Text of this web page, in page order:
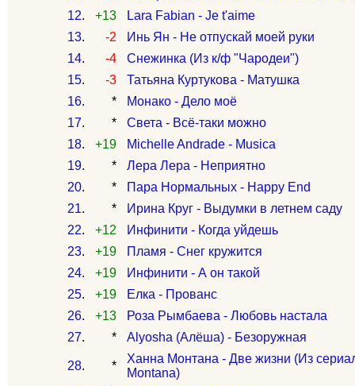
12. +13
Lara Fabian - Je t'aime
13. -2
Инь Ян - Не отпускай моей руки
14. -4
Снежинка (Из к/ф "Чародеи")
15. -3
Татьяна Куртукова - Матушка
16. *
Монако - Дело моё
17. *
Света - Всё-таки можно
18. +19
Michelle Andrade - Musica
19. *
Лера Лера - Неприятно
20. *
Пара Нормальных - Happy End
21. *
Ирина Круг - Выдумки в летнем саду
22. +12
Инфинити - Когда уйдешь
23. +19
Пламя - Снег кружится
24. +19
Инфинити - А он такой
25. +19
Елка - Прованс
26. +13
Роза Рымбаева - Любовь настала
27. * Alyosha (Алёша) - Безоружная
28. *
Ханна Монтана - Две жизни (Из
Montana)